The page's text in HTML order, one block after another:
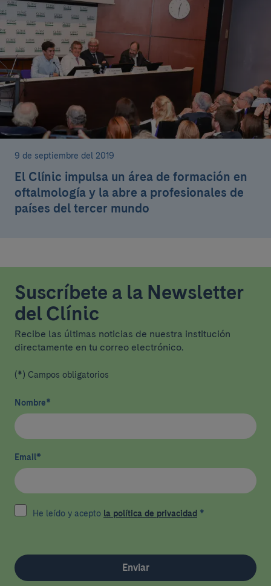
9 de septiembre del 2019
El Clínic impulsa un área de formación en
oftalmología y la abre a profesionales de
países del tercer mundo
Suscríbete a la Newsletter
del Clínic
Recibe las últimas noticias de nuestra institución
directamente en tu correo electrónico.
(*) Campos obligatorios
Nombre*
Email*
He leído y acepto la política de privacidad *
Enviar